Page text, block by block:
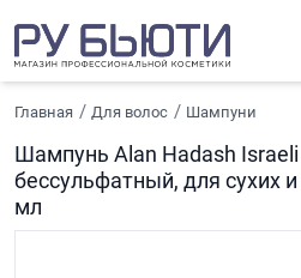
Главная Для волос Шампуни
Шампунь Alan Hadash Israeli
бессульфатный, для сухих
мл